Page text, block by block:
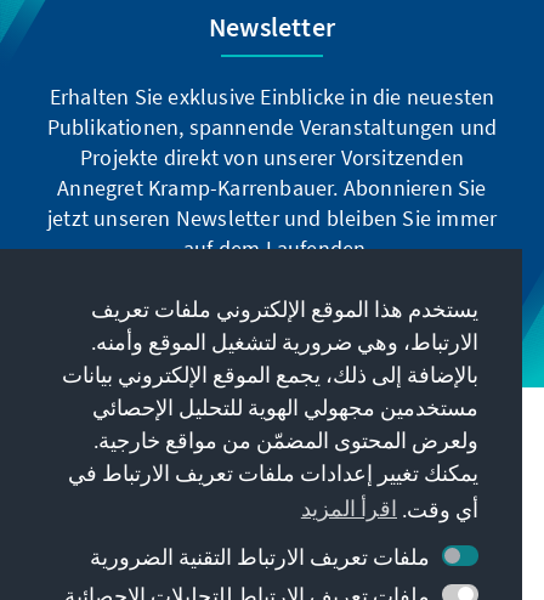
Newsletter
Erhalten Sie exklusive Einblicke in die neuesten
Publikationen, spannende Veranstaltungen und
Projekte direkt von unserer Vorsitzenden
Annegret Kramp-Karrenbauer. Abonnieren Sie
jetzt unseren Newsletter und bleiben Sie immer
auf dem Laufenden.
Jetzt abonnieren
مهمتنا
معلومات الاتصال
عروض أخرى من المؤسسة
يستخدم هذا الموقع الإلكتروني ملفات تعريف
الارتباط، وهي ضرورية لتشغيل الموقع وأمنه.
بالإضافة إلى ذلك، يجمع الموقع الإلكتروني بيانات
مستخدمين مجهولي الهوية للتحليل الإحصائي
ولعرض المحتوى المضمّن من مواقع خارجية.
يمكنك تغيير إعدادات ملفات تعريف الارتباط في
أي وقت. اقرأ المزيد
ملفات تعريف الارتباط التقنية الضرورية